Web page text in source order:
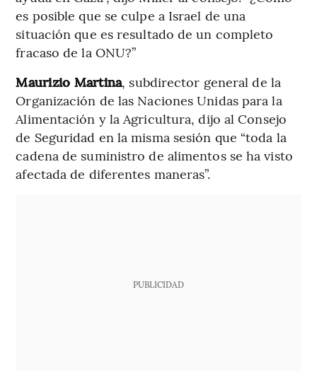
es posible que se culpe a Israel de una
situación que es resultado de un completo
fracaso de la ONU?”
Maurizio Martina, subdirector general de la
Organización de las Naciones Unidas para la
Alimentación y la Agricultura, dijo al Consejo
de Seguridad en la misma sesión que “toda la
cadena de suministro de alimentos se ha visto
afectada de diferentes maneras”.
PUBLICIDAD